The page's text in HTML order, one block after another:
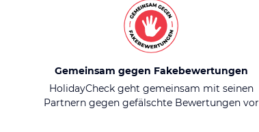
Gemeinsam gegen Fakebewertungen
HolidayCheck geht gemeinsam mit seinen
Partnern gegen gefälschte Bewertungen vor